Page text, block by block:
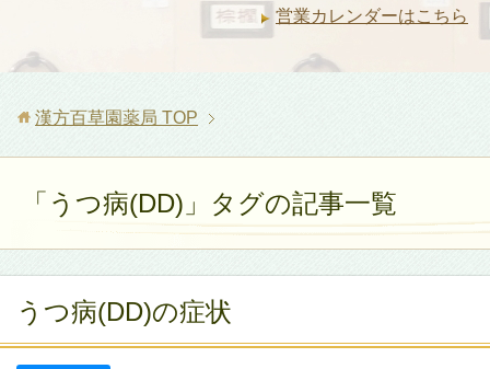
営業カレンダーはこちら
漢方百草園薬局 TOP
「うつ病(DD)」タグの記事一覧
うつ病(DD)の症状